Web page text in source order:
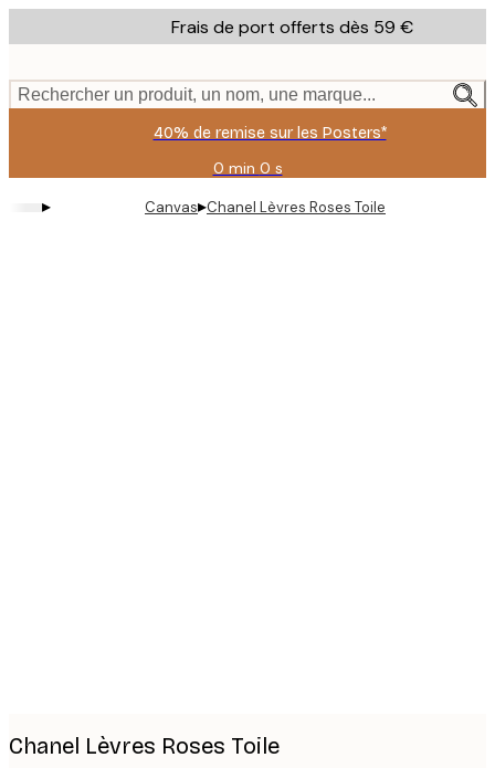
to
content.
Frais de port offerts dès 59 €
Rechercher un produit, un nom, une marque...
40% de remise sur les Posters*
0 min 0 s
Valable
jusqu'au
:
▸ Canvas▸Chanel Lèvres Roses Toile
Chanel Lèvres Roses Toile